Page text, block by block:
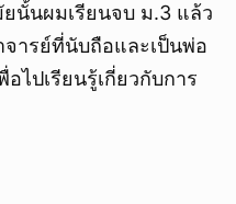
นั้นผมเรียนจบ ม.3 แล้ว
ารย์ที่นับถือและเป็นพ่อ
ไปเรียนรู้เกี่ยวกับการ